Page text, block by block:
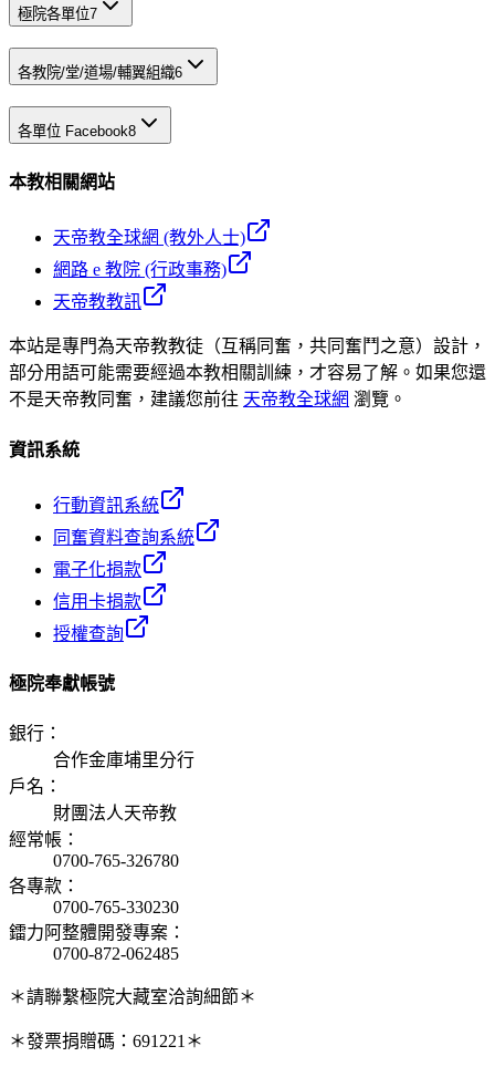
極院各單位7
各教院/堂/道場/輔翼組織6
各單位 Facebook8
本教相關網站
天帝教全球網 (教外人士)
網路 e 教院 (行政事務)
天帝教教訊
本站是專門為天帝教教徒（互稱同奮，共同奮鬥之意）設計，
部分用語可能需要經過本教相關訓練，才容易了解。如果您還
不是天帝教同奮，建議您前往 天帝教全球網 瀏覽。
資訊系統
行動資訊系統
同奮資料查詢系統
電子化捐款
信用卡捐款
授權查詢
極院奉獻帳號
銀行 ：
合作金庫埔里分行
戶名 ：
財團法人天帝教
經常帳 ：
0700-765-326780
各專款 ：
0700-765-330230
鐳力阿整體開發專案 ：
0700-872-062485
＊請聯繫極院大藏室洽詢細節＊
＊發票捐贈碼：691221＊